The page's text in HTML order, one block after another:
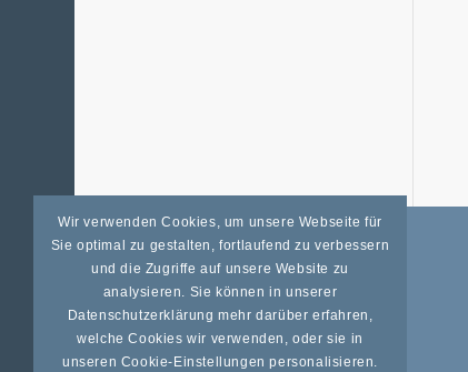
ALLGEMEINES
Datenschutz
Impressum
Wir verwenden Cookies, um unsere Webseite für
Sie optimal zu gestalten, fortlaufend zu verbessern
und die Zugriffe auf unsere Website zu
analysieren. Sie können in unserer
Datenschutzerklärung mehr darüber erfahren,
welche Cookies wir verwenden, oder sie in
unseren Cookie-Einstellungen personalisieren.